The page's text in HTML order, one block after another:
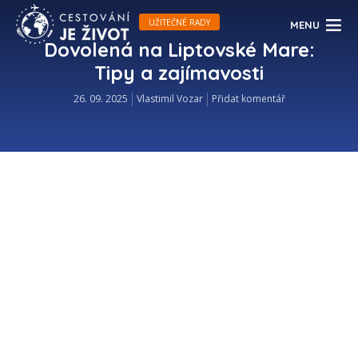
MENU
UŽITEČNÉ RADY
Dovolená na Liptovské Mare:
Tipy a zajímavosti
26. 09. 2025 Vlastimil Vozar Přidat komentář